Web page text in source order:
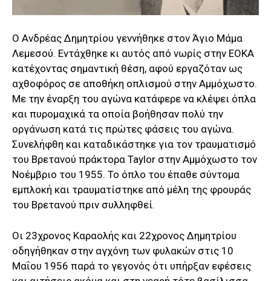
Ο Ανδρέας Δημητρίου γεννήθηκε στον Άγιο Μάμα
Λεμεσού. Εντάχθηκε κι αυτός από νωρίς στην ΕΟΚΑ
κατέχοντας σημαντική θέση, αφού εργαζόταν ως
αχθοφόρος σε αποθήκη οπλισμού στην Αμμόχωστο.
Με την έναρξη του αγώνα κατάφερε να κλέψει όπλα
και πυρομαχικά τα οποία βοήθησαν πολύ την
οργάνωση κατά τις πρώτες φάσεις του αγώνα.
Συνελήφθη και καταδικάστηκε για τον τραυματισμό
του Βρετανού πράκτορα Taylor στην Αμμόχωστο τον
Νοέμβριο του 1955. To όπλο του έπαθε σύντομα
εμπλοκή και τραυματίστηκε από μέλη της φρουράς
του Βρετανού πριν συλληφθεί.
Οι 23χρονος Καραολής και 22χρονος Δημητρίου
οδηγήθηκαν στην αγχόνη των φυλακών στις 10
Μαΐου 1956 παρά το γεγονός ότι υπήρξαν εφέσεις